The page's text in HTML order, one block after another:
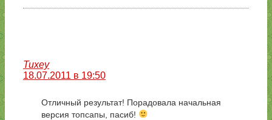
Tuxey
18.07.2011 в 19:50
Отличный результат! Порадовала начальная
версия топсапы, пасиб!